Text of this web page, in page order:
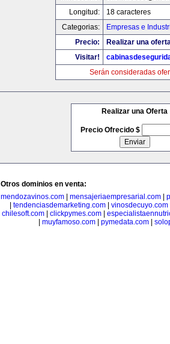
Longitud:
18 caracteres
Categorias:
Empresas e
Precio:
Realizar una
Visitar!
Serán consideradas
Realizar una Oferta
Precio Ofrecido $
Otros dominios en venta:
mendozavinos.com
mensajeriaempresarial.com
tendenciasdemarketing.com| vinosdecuyo.com
chilesoft.com
clickpymes.com
muyfamoso.com pymedata.com